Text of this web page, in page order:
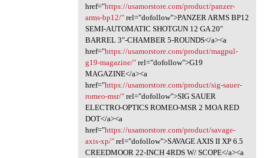
href="https://usamorstore.com/product/panzer-
arms-bp12/"rel="dofollow">PANZER ARMS BP12
SEMI-AUTOMATIC SHOTGUN 12 GA 20″
BARREL 3″-CHAMBER 5-ROUNDS</a><a
href="https://usamorstore.com/product/magpul-
g19-magazine/"rel="dofollow">G19
MAGAZINE</a><a
href="https://usamorstore.com/product/sig-sauer-
romeo-msr/"rel="dofollow">SIG SAUER
ELECTRO-OPTICS ROMEO-MSR 2 MOA RED
DOT</a><a
href="https://usamorstore.com/product/savage-
axis-xp/"rel="dofollow">SAVAGE AXIS II XP 6.5
CREEDMOOR 22-INCH 4RDS W/ SCOPE</a><a